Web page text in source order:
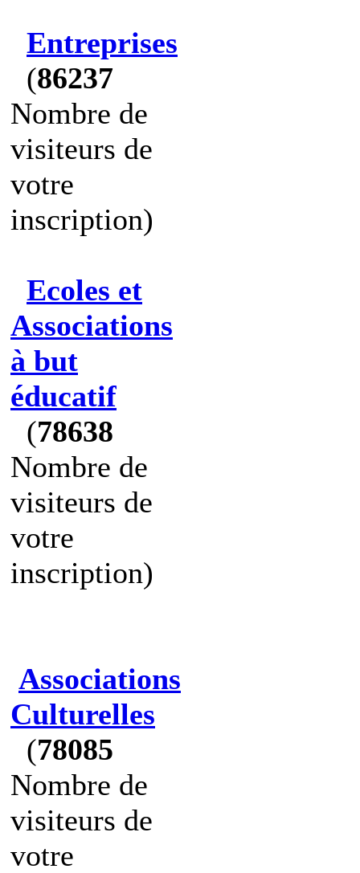
Entreprises
(86237
Nombre de
visiteurs de
votre
inscription)
Ecoles et
Associations
à but
éducatif
(78638
Nombre de
visiteurs de
votre
inscription)
Associations
Culturelles
(78085
Nombre de
visiteurs de
votre